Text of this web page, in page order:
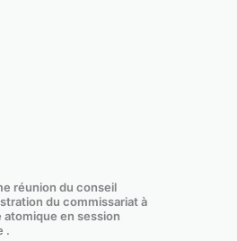
réunion du conseil
du commissariat à
atomique en session
.